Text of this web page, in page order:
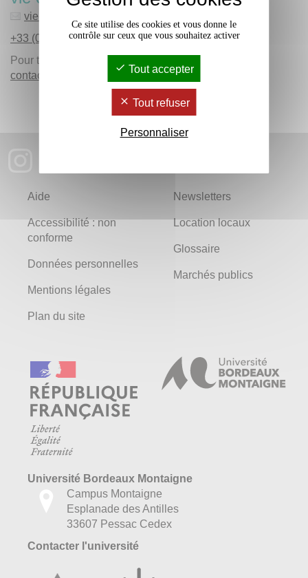
vie-etudiante
+33 (0)5 57 12 66 74
Pour toutes les questions liées à la vie étudiante,
contactez-nous
Aide
Accessibilité : non
conforme
Données personnelles
Mentions légales
Plan du site
Newsletters
Location locaux
Glossaire
Marchés publics
Université Bordeaux Montaigne
Campus Montaigne
Esplanade des Antilles
33607 Pessac Cedex
Contacter l'université
Ce site utilise des cookies et vous donne le
contrôle sur ceux que vous souhaitez activer
Tout accepter
Tout refuser
Personnaliser